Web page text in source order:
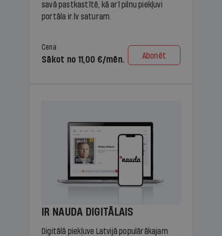
savā pastkastītē, kā arī pilnu piekļuvi
portāla ir.lv saturam.
Cena
Sākot no 11,00 €/mēn. Abonēt
IR NAUDA DIGITĀLAIS
Digitālā piekļuve Latvijā populārākajam